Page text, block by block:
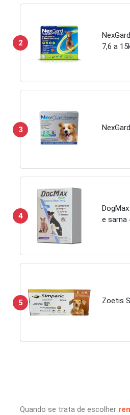
2
7,6 a
3
4
e sarna
5 Zoetis
Quando se trata de escolher